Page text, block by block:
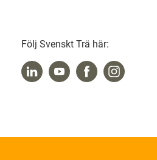
Följ Svenskt Trä här: